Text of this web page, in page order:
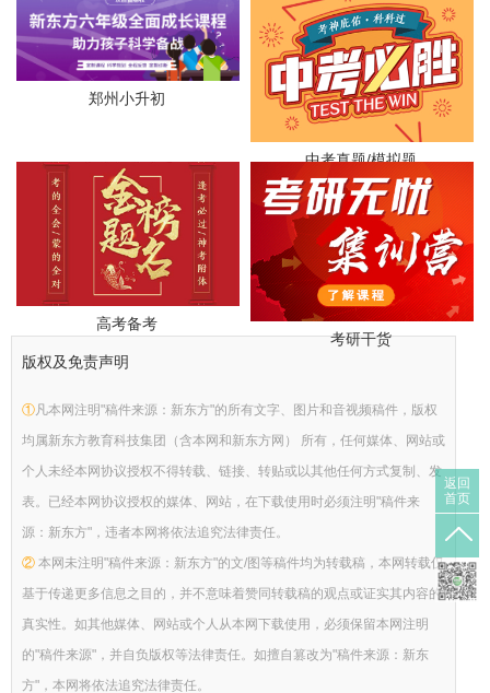
郑州小升初
中考真题/模拟题
高考备考
考研干货
版权及免责声明
①凡本网注明"稿件来源：新东方"的所有文字、图片和音视频稿件，版权
均属新东方教育科技集团（含本网和新东方网） 所有，任何媒体、网站或
个人未经本网协议授权不得转载、链接、转贴或以其他任何方式复制、发
表。已经本网协议授权的媒体、网站，在下载使用时必须注明"稿件来
源：新东方"，违者本网将依法追究法律责任。
②本网未注明"稿件来源：新东方"的文/图等稿件均为转载稿，本网转载仅
基于传递更多信息之目的，并不意味着赞同转载稿的观点或证实其内容的
真实性。如其他媒体、网站或个人从本网下载使用，必须保留本网注明
的"稿件来源"，并自负版权等法律责任。如擅自篡改为"稿件来源：新东
方"，本网将依法追究法律责任。
返回
首页